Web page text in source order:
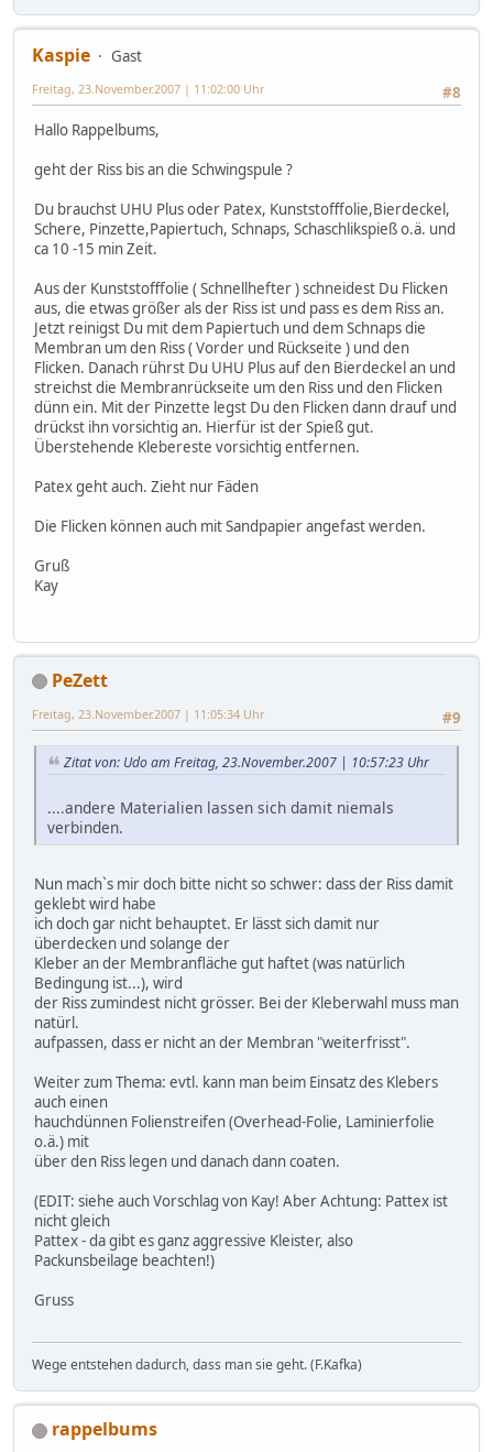
Kaspie
Gast
#8
Freitag, 23.November.2007 | 11:02:00 Uhr
Hallo Rappelbums,
geht der Riss bis an die Schwingspule ?
Du brauchst UHU Plus oder Patex, Kunststofffolie,Bierdeckel,
Schere, Pinzette,Papiertuch, Schnaps, Schaschlikspieß o.ä. und
ca 10 -15 min Zeit.
Aus der Kunststofffolie ( Schnellhefter ) schneidest Du Flicken
aus, die etwas größer als der Riss ist und pass es dem Riss an.
Jetzt reinigst Du mit dem Papiertuch und dem Schnaps die
Membran um den Riss ( Vorder und Rückseite ) und den
Flicken. Danach rührst Du UHU Plus auf den Bierdeckel an und
streichst die Membranrückseite um den Riss und den Flicken
dünn ein. Mit der Pinzette legst Du den Flicken dann drauf und
drückst ihn vorsichtig an. Hierfür ist der Spieß gut.
Überstehende Klebereste vorsichtig entfernen.
Patex geht auch. Zieht nur Fäden
Die Flicken können auch mit Sandpapier angefast werden.
Gruß
Kay
PeZett
#9
Freitag, 23.November.2007 | 11:05:34 Uhr
Zitat von: Udo am Freitag, 23.November.2007 | 10:57:23 Uhr
....andere Materialien lassen sich damit niemals
verbinden.
Nun mach`s mir doch bitte nicht so schwer: dass der Riss damit
geklebt wird habe
ich doch gar nicht behauptet. Er lässt sich damit nur
überdecken und solange der
Kleber an der Membranfläche gut haftet (was natürlich
Bedingung ist...), wird
der Riss zumindest nicht grösser. Bei der Kleberwahl muss man
natürl.
aufpassen, dass er nicht an der Membran "weiterfrisst".
Weiter zum Thema: evtl. kann man beim Einsatz des Klebers
auch einen
hauchdünnen Folienstreifen (Overhead-Folie, Laminierfolie
o.ä.) mit
über den Riss legen und danach dann coaten.
(EDIT: siehe auch Vorschlag von Kay! Aber Achtung: Pattex ist
nicht gleich
Pattex - da gibt es ganz aggressive Kleister, also
Packunsbeilage beachten!)
Gruss
Wege entstehen dadurch, dass man sie geht. (F.Kafka)
rappelbums